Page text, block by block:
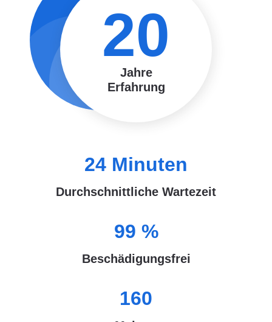
20
Jahre
Erfahrung
24 Minuten
Durchschnittliche Wartezeit
99 %
Beschädigungsfrei
160